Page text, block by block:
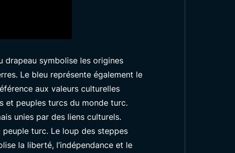
Signification du
drapeau symbolise les origines
Le bleu représente également le
aux valeurs culturelles
et peuples turcs du monde turc.
unies par des liens culturels.
turc. Le loup des steppes
la liberté, l’indépendance et le